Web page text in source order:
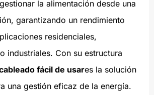
la alimentación desde una
garantizando un rendimiento
residenciales,
industriales. Con su estructura
fácil de usares la solución
una gestión eficaz de la energía.